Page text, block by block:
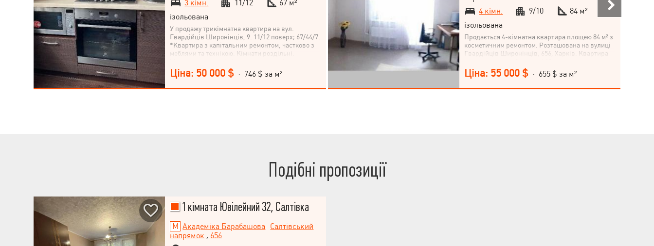
3 кімн.
11/12
67 м²
ізольована
У продажу трикімнатна квартира на вул.
Гвардійців Широнінців, 9. 11/12 поверх; 67/44/7.
*Квартира з капітальним ремонтом, частково з
меблями та технікою. Кімнати роздільні.
паркет, лічильники води(для гарячї води
чотиритарифний). * З вікон відкривається
чудовий краєвид на зелений парк, з іншого боку
секціями та басейном для дітей та дорослих, ТРК
Україна, кінотеатр Кіноланд, салтовський ринок,
спортивні клуби «Територія Fitness” та
Ціна: 50 000 $ · 746 $ за м²
4 кімн.
9/10
84 м²
ізольована
Продається 4-кімнатна квартира площею 84 м² з
косметичним ремонтом. Розташована на вулиці
Гвардійців Широнінців, 656, Харків. Квартира
будинку, кухня 9 м². Класифікується як квартира
економ-класу. Не втрачайте можливості стати
власником цієї затишної квартири! Звертайтесь
Ціна: 55 000 $ · 655 $ за м²
Подібні пропозиції
1 кімната Ювілейний 32, Салтівка
Академіка Барабашова
Салтівський
напрямок , 656